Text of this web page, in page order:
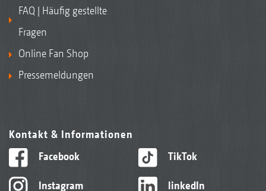
FAQ | Häufig gestellte
Fragen
Online Fan Shop
Pressemeldungen
Kontakt & Informationen
Facebook
Instagram
TikTok
linkedIn